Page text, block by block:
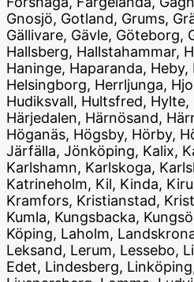
Gnosjö, Gotland, Grums,
Gällivare, Gävle, Göteborg,
Hallsberg, Hallstahammar,
Haninge, Haparanda, Heby,
Helsingborg, Herrljunga,
Hudiksvall, Hultsfred, Hylte,
Härjedalen, Härnösand,
Höganäs, Högsby, Hörby,
Järfälla, Jönköping, Kalix,
Karlshamn, Karlskoga,
Katrineholm, Kil, Kinda,
Kramfors, Kristianstad,
Kumla, Kungsbacka,
Köping, Laholm,
Leksand, Lerum, Lessebo,
Edet, Lindesberg,